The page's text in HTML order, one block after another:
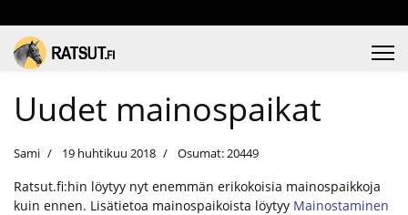
Uudet mainospaikat
Sami 19 huhtikuu 2018 Osumat: 20449
Ratsut.fi:hin löytyy nyt enemmän erikokoisia mainospaikkoja
kuin ennen. Lisätietoa mainospaikoista löytyy Mainostaminen